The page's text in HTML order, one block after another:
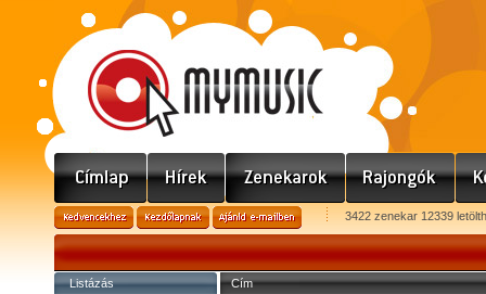
3422 zenekar 12339
Listázás Cím